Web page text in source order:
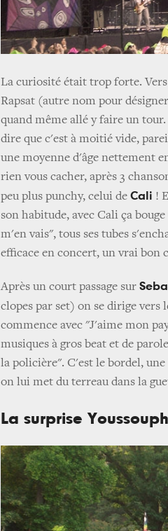
La curiosité était trop forte. Vers
Rapsat (autre nom pour
quand même allé y faire un
dire que c'est à moitié vide,
une moyenne d'âge nettement
rien vous cacher, après 3
peu plus punchy, celui de Cali !
son habitude, avec Cali ça
m'en vais", tous ses tubes
efficace en concert, un vrai bon
Après un court passage sur
clopes par set) on se dirige vers
commence avec "J'aime mon
musiques à gros beat et de
la policière". C'est le bordel,
on lui met du terreau dans la
La surprise